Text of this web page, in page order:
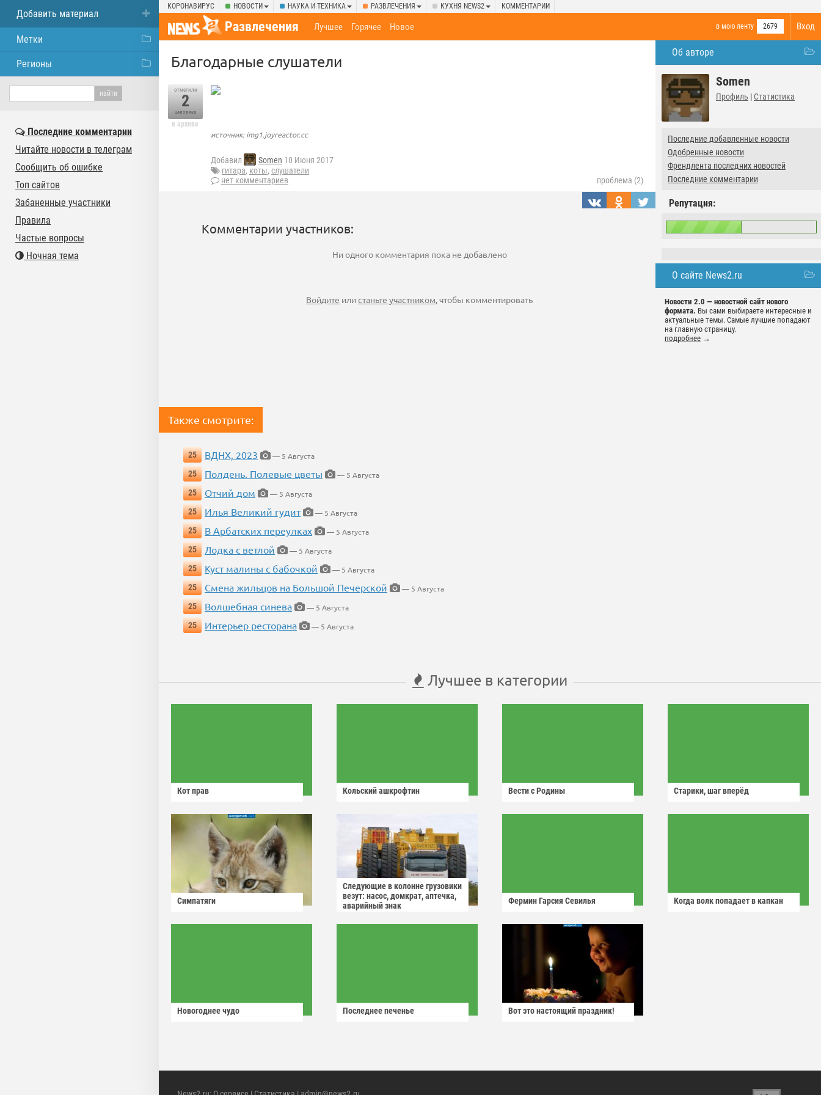
КОРОНАВИРУС НОВОСТИ НАУКА И ТЕХНИКА РАЗВЛЕЧЕНИЯ КУХНЯ NEWS2 КОММЕНТАРИИ
Вход
Развлечения в мою ленту 2679
Лучшее Горячее Новое
Об авторе
Somen
Профиль | Статистика
Последние добавленные новости
Одобренные новости
Френдлента последних новостей
Последние комментарии
Репутация:
О сайте News2.ru
Новости 2.0 — новостной сайт нового
формата. Вы сами выбираете интересные и
актуальные темы. Самые лучшие попадают
на главную страницу.
подробнее →
Благодарные слушатели
отметили
2
человека
в архиве
источник: img1.joyreactor.cc
Добавил Somen 10 Июня 2017
гитара, коты, слушатели
нет комментариев
проблема (2)
Комментарии участников:
Ни одного комментария пока не добавлено
Войдите илистаньте участником, чтобы комментировать
Также смотрите:
25 ВДНХ, 2023
— 5 Августа
25
Полдень. Полевые цветы
— 5 Августа
25
Отчий дом
— 5 Августа
25
Илья Великий гудит
— 5 Августа
25
В Арбатских переулках
— 5 Августа
25
Лодка с ветлой
— 5 Августа
25
Куст малины с бабочкой
— 5 Августа
25
Смена жильцов на Большой Печерской
— 5 Августа
25
Волшебная синева
— 5 Августа
25
Интерьер ресторана — 5 Августа
Лучшее в категории
Кот прав Кольский ашкрофтин Вести с Родины Старики, шаг вперёд
Симпатяги
Следующие в колонне грузовики
везут: насос, домкрат, аптечка,
аварийный знак
Фермин Гарсия Севилья Когда волк попадает в капкан
Новогоднее чудо Последнее печенье Вот это настоящий праздник!
Добавить материал
Метки
Регионы
Последние комментарии
Читайте новости в телеграм
Сообщить об ошибке
Топ сайтов
Забаненные участники
Правила
Частые вопросы
Ночная тема